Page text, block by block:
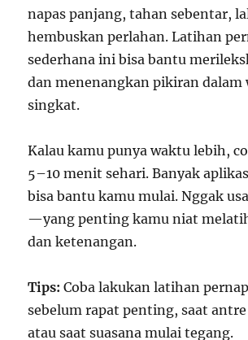
napas panjang, tahan sebentar,
hembuskan perlahan. Latihan
sederhana ini bisa bantu
dan menenangkan pikiran dalam
singkat.
Kalau kamu punya waktu lebih,
5–10 menit sehari. Banyak
bisa bantu kamu mulai. Nggak
—yang penting kamu niat
dan ketenangan.
Tips: Coba lakukan latihan
sebelum rapat penting, saat
atau saat suasana mulai tegang.